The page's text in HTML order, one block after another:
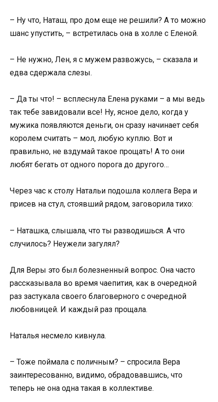
– Ну что, Наташ, про дом еще не решили? А то можно
шанс упустить, – встретилась она в холле с Еленой.
– Не нужно, Лен, я с мужем развожусь, – сказала и
едва сдержала слезы.
– Да ты что! – всплеснула Елена руками – а мы ведь
так тебе завидовали все! Ну, ясное дело, когда у
мужика появляются деньги, он сразу начинает себя
королем считать – мол, любую куплю. Вот и
правильно, не вздумай такое прощать! А то они
любят бегать от одного порога до другого…
Через час к столу Натальи подошла коллега Вера и
присев на стул, стоявший рядом, заговорила тихо:
– Наташка, слышала, что ты разводишься. А что
случилось? Неужели загулял?
Для Веры это был болезненный вопрос. Она часто
рассказывала во время чаепития, как в очередной
раз застукала своего благоверного с очередной
любовницей. И каждый раз прощала.
Наталья несмело кивнула.
– Тоже поймала с поличным? – спросила Вера
заинтересованно, видимо, обрадовавшись, что
теперь не она одна такая в коллективе.